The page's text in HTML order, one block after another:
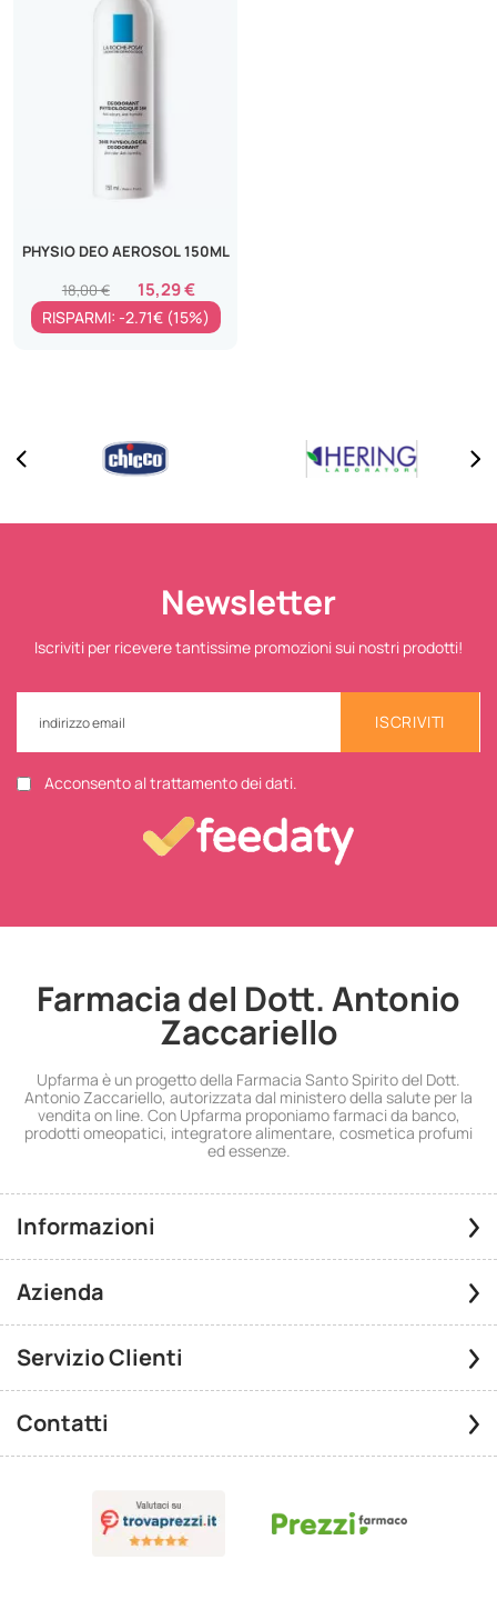
PHYSIO DEO AEROSOL 150ML
15,29 €
18,00 €
RISPARMI: -2.71€ (15%)
Newsletter
Iscriviti per ricevere tantissime promozioni sui nostri prodotti!
ISCRIVITI
Acconsento al trattamento dei dati.
Farmacia del Dott. Antonio
Zaccariello
Upfarma è un progetto della Farmacia Santo Spirito del Dott.
Antonio Zaccariello, autorizzata dal ministero della salute per la
vendita on line. Con Upfarma proponiamo farmaci da banco,
prodotti omeopatici, integratore alimentare, cosmetica profumi
ed essenze.
Informazioni
Azienda
Servizio Clienti
Contatti